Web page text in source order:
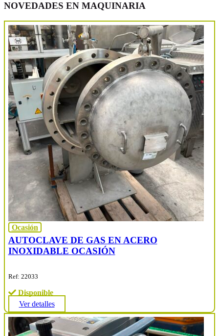
NOVEDADES EN MAQUINARIA
Ocasión
AUTOCLAVE DE GAS EN ACERO
INOXIDABLE OCASIÓN
Ref: 22033
Disponible
Ver detalles